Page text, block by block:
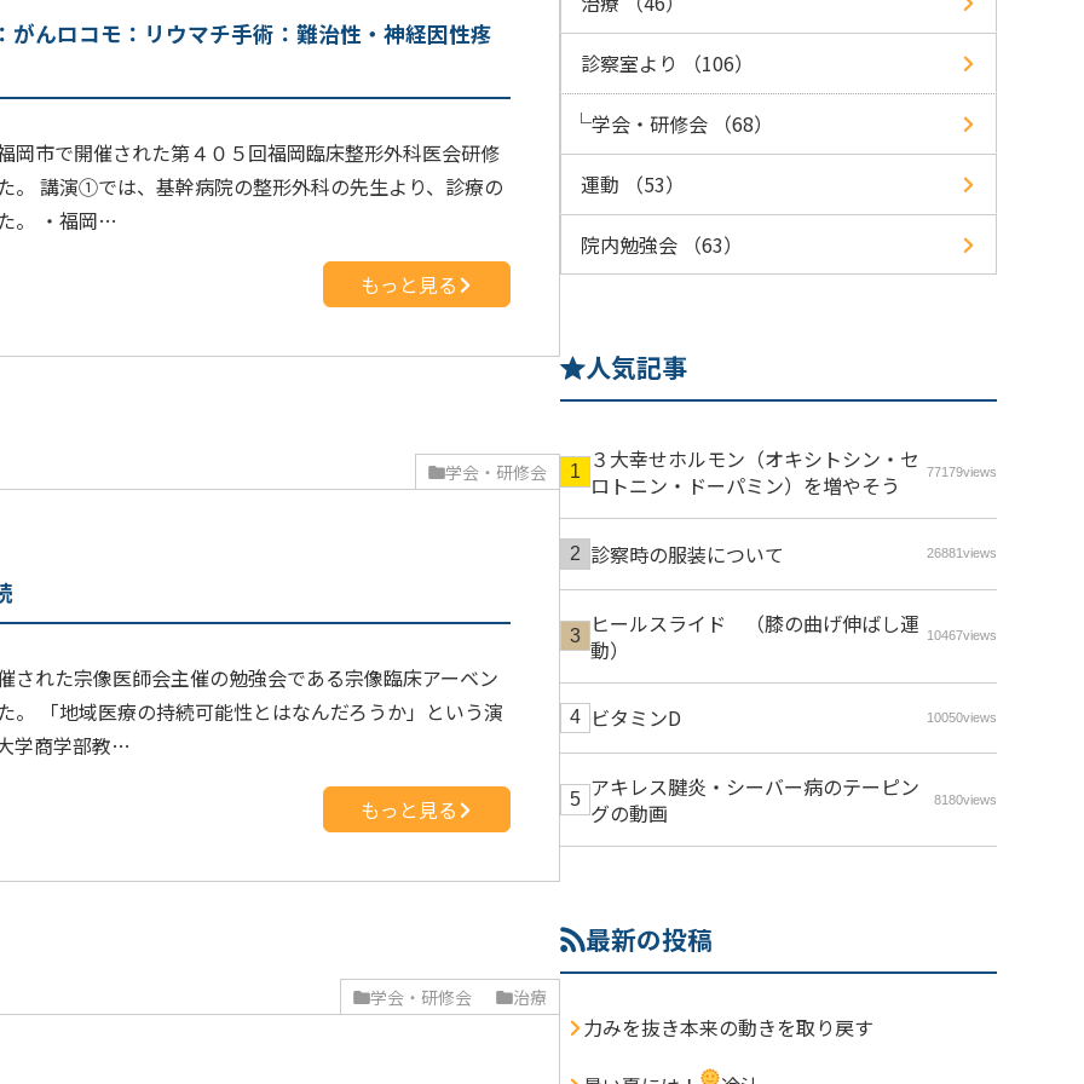
がんロコモ：リウマチ手術：難治性・神経因性疼
岡市で開催された第４０５回福岡臨床整形外科医会研修
。 講演①では、基幹病院の整形外科の先生より、診療の
。 ・福岡…
もっと見る
学会・研修会
された宗像医師会主催の勉強会である宗像臨床アーベン
。 「地域医療の持続可能性とはなんだろうか」という演
学商学部教…
もっと見る
学会・研修会 治療
診察室より （106）
学会・研修会 （68）
運動 （53）
院内勉強会 （63）
人気記事
３大幸せホルモン（オキシトシン・セ
ロトニン・ドーパミン）を増やそう
77179views
診察時の服装について 26881views
ヒールスライド （膝の曲げ伸ばし運
動）
10467views
ビタミンD 10050views
アキレス腱炎・シーバー病のテーピン
グの動画
8180views
最新の投稿
力みを抜き本来の動きを取り戻す